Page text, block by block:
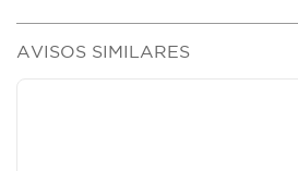
AVISOS SIMILARES